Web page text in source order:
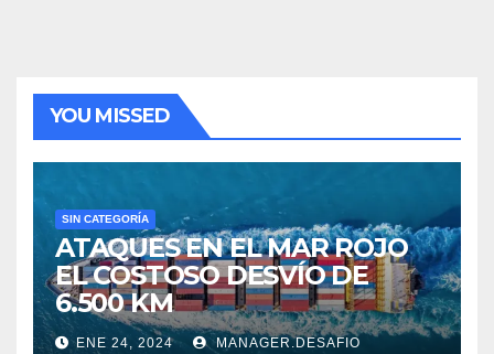
YOU MISSED
SIN CATEGORÍA
ATAQUES EN EL MAR ROJO
EL COSTOSO DESVÍO DE
6.500 KM
ENE 24, 2024 MANAGER.DESAFIO